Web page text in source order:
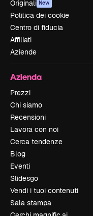
Originali New
Politica dei cookie
Centro di fiducia
Affiliati
Aziende
Azienda
Prezzi
Chi siamo
Recensioni
Lavora con noi
Cerca tendenze
Blog
Eventi
Slidesgo
Vendi i tuoi contenuti
Sala stampa